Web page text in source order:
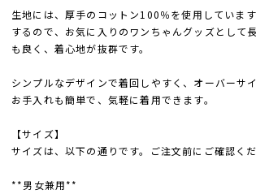
生地には、厚手のコットン100％を使用していま
するので、お気に入りのワンちゃんグッズとして
も良く、着心地が抜群です。
シンプルなデザインで着回しやすく、オーバーサ
お手入れも簡単で、気軽に着用できます。
【サイズ】
サイズは、以下の通りです。ご注文前にご確認くだ
**男女兼用**